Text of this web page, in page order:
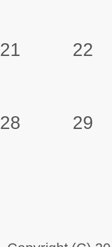
21 22
28 29